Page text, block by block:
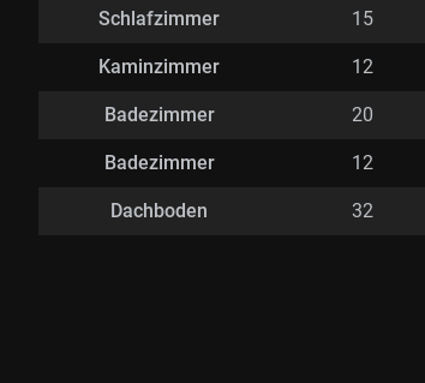
Schlafzimmer 15
Kaminzimmer 12
Badezimmer 20
Badezimmer 12
Dachboden 32